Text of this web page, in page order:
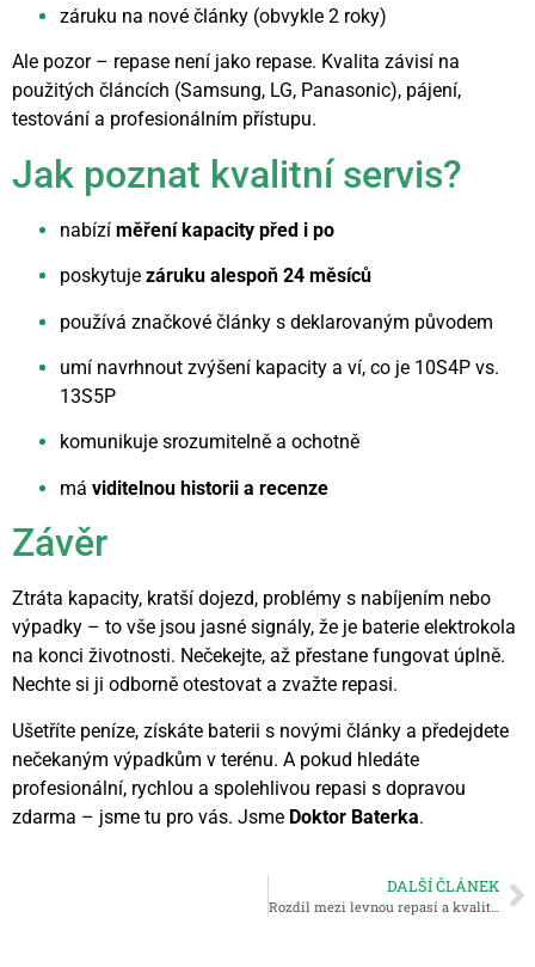
záruku na nové články (obvykle 2 roky)
Ale pozor – repase není jako repase. Kvalita závisí na
použitých článcích (Samsung, LG, Panasonic), pájení,
testování a profesionálním přístupu.
Jak poznat kvalitní servis?
nabízí měření kapacity před i po
poskytuje záruku alespoň 24 měsíců
používá značkové články s deklarovaným původem
umí navrhnout zvýšení kapacity a ví, co je 10S4P vs.
13S5P
komunikuje srozumitelně a ochotně
má viditelnou historii a recenze
Závěr
Ztráta kapacity, kratší dojezd, problémy s nabíjením nebo
výpadky – to vše jsou jasné signály, že je baterie elektrokola
na konci životnosti. Nečekejte, až přestane fungovat úplně.
Nechte si ji odborně otestovat a zvažte repasi.
Ušetříte peníze, získáte baterii s novými články a předejdete
nečekaným výpadkům v terénu. A pokud hledáte
profesionální, rychlou a spolehlivou repasi s dopravou
zdarma – jsme tu pro vás. Jsme Doktor Baterka.
DALŠÍ ČLÁNEK
Rozdíl mezi levnou repasí a kvalitní repasí: Na co si dát pozor